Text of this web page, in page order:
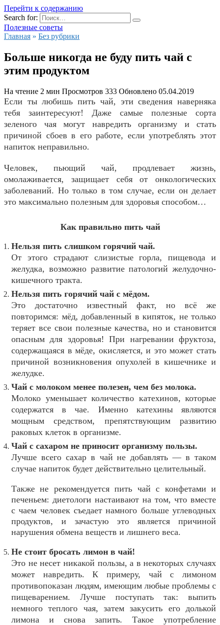
Перейти к содержанию
Search for:
Полезные советы
Главная » Без рубрики
Больше никогда не буду пить чай с
этим продуктом
На чтение 2 мин Просмотров 333 Обновлено 05.04.2019
Если ты любишь пить чай, эти сведения наверняка
тебя заинтересуют! Даже самые полезные сорта
зеленого чая могут навредить организму и стать
причиной сбоев в его работе, если употреблять этот
напиток неправильно.
Человек, пьющий чай, продлевает жизнь,
омолаживается, защищает себя от онкологических
заболеваний. Но только в том случае, если он делает
это максимально полезным для здоровья способом…
Как правильно пить чай
Нельзя пить слишком горячий чай.
От этого страдают слизистые горла, пищевода и
желудка, возможно развитие патологий желудочно-
кишечного тракта.
Нельзя пить горячий чай с мёдом.
Это достаточно известный факт, но всё же
повторимся: мёд, добавленный в кипяток, не только
теряет все свои полезные качества, но и становится
опасным для здоровья! При нагревании фруктоза,
содержащаяся в мёде, окисляется, и это может стать
причиной возникновения опухолей в кишечнике и
желудке.
Чай с молоком менее полезен, чем без молока.
Молоко уменьшает количество катехинов, которые
содержатся в чае. Именно катехины являются
мощным средством, препятствующим развитию
раковых клеток в организме.
Чай с сахаром не приносит организму пользы.
Лучше всего сахар в чай не добавлять — в таком
случае напиток будет действительно целительный.
Также не рекомендуется пить чай с конфетами и
печеньем: диетологи настаивают на том, что вместе
с чаем человек съедает намного больше углеводных
продуктов, и зачастую это является причиной
нарушения обмена веществ и лишнего веса.
Не стоит бросать лимон в чай!
Это не несет никакой пользы, а в некоторых случаях
может навредить. К примеру, чай с лимоном
противопоказан людям, имеющим любые проблемы с
пищеварением. Лучше поступать так: выпить
немного теплого чая, затем закусить его долькой
лимона и снова запить. Такое употребление